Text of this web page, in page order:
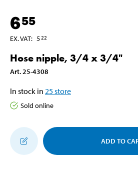
655
EX. VAT: 522
Hose nipple, 3/4 x 3/4"
Art. 25-4308
In stock in 25store
Sold online
ADD TO